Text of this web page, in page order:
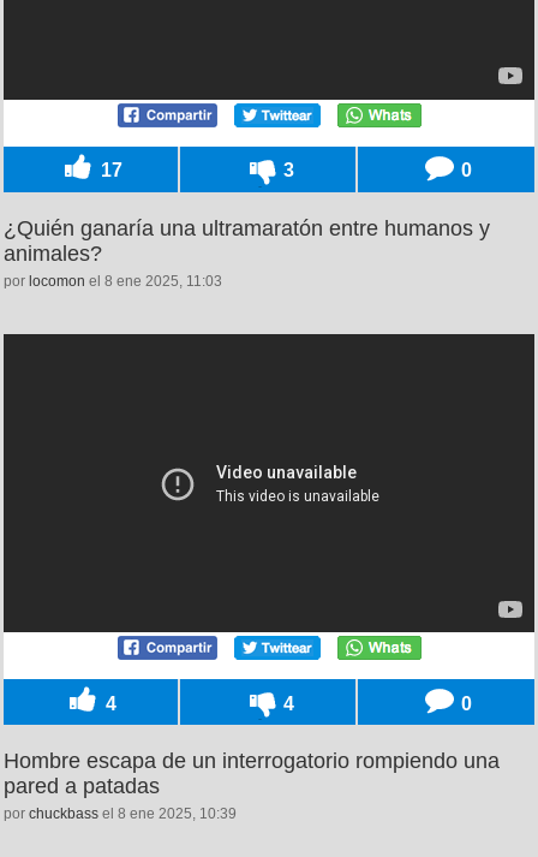
17 3 0
¿Quién ganaría una ultramaratón entre humanos y
animales?
por locomon el 8 ene 2025, 11:03
4 4 0
Hombre escapa de un interrogatorio rompiendo una
pared a patadas
por chuckbass el 8 ene 2025, 10:39